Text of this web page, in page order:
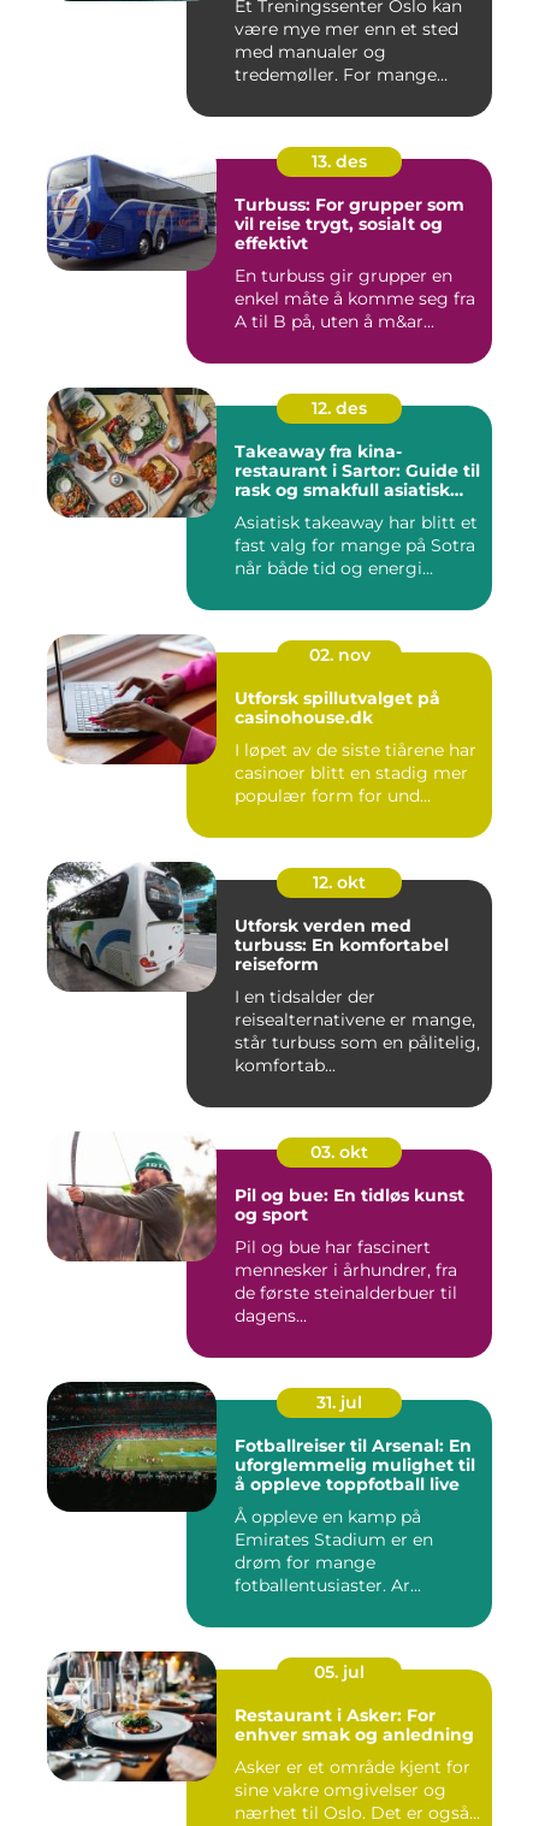
Et Treningssenter Oslo kan
være mye mer enn et sted
med manualer og
tredemøller. For mange
13. des
Turbuss: For grupper som
vil reise trygt, sosialt og
effektivt
En turbuss gir grupper en
enkel måte å komme seg fra
A til B på, uten å m&ar...
12. des
Takeaway fra kina-
restaurant i Sartor: Guide til
rask og smakfull asiatisk
Asiatisk takeaway har blitt et
fast valg for mange på Sotra
når både tid og energi...
02. nov
Utforsk spillutvalget på
casinohouse.dk
I løpet av de siste tiårene har
casinoer blitt en stadig mer
populær form for und...
12. okt
Utforsk verden med
turbuss: En komfortabel
reiseform
I en tidsalder der
reisealternativene er mange,
står turbuss som en pålitelig,
komfortab...
03. okt
Pil og bue: En tidløs kunst
og sport
Pil og bue har fascinert
mennesker i århundrer, fra
de første steinalderbuer til
dagens...
31. jul
Fotballreiser til Arsenal: En
uforglemmelig mulighet til
å oppleve toppfotball live
Å oppleve en kamp på
Emirates Stadium er en
drøm for mange
fotballentusiaster. Ar...
05. jul
Restaurant i Asker: For
enhver smak og anledning
Asker er et område kjent for
sine vakre omgivelser og
nærhet til Oslo. Det er også...